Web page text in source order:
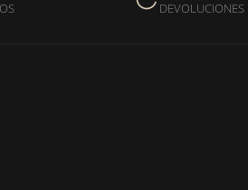
¿Sus productos son libres de níquel?
DEVOLUCIONES